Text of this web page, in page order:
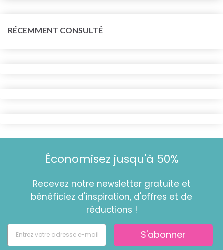
RÉCEMMENT CONSULTÉ
Économisez jusqu'à 50%
Recevez notre newsletter gratuite et
bénéficiez d'inspiration, d'offres et de
réductions !
S'abonner